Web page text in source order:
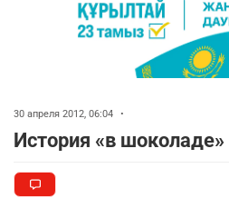
30 апреля 2012, 06:04 •
История «в шоколаде»